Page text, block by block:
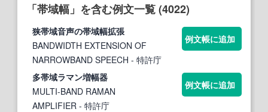
「帯域幅」を含む例文一覧 (4022)
狭帯域音声の帯域幅拡張
BANDWIDTH EXTENSION OF
NARROWBAND SPEECH - 特許庁
例文帳に追加
多帯域ラマン増幅器
MULTI-BAND RAMAN
AMPLIFIER - 特許庁
例文帳に追加